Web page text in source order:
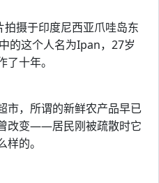
拍摄于印度尼西亚爪哇岛东
的这个人名为Ipan，27岁
十年。
市，所谓的新鲜农产品早已
改变——居民刚被疏散时它
的。